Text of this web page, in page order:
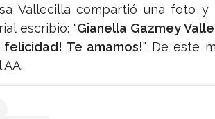
Vallecilla compartió una foto
escribió: "Gianella Gazmey
felicidad! Te amamos!". De este